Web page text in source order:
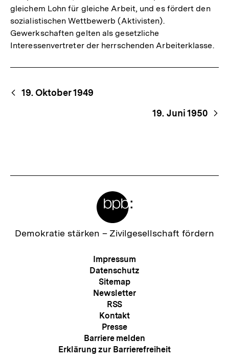
gleichem Lohn für gleiche Arbeit, und es fördert den
sozialistischen Wettbewerb (Aktivisten).
Gewerkschaften gelten als gesetzliche
Interessenvertreter der herrschenden Arbeiterklasse.
Begriffsnavigation
Content-
Navigation
19. Oktober 1949
19. Juni 1950
Zur
Demokratie stärken – Zivilgesellschaft fördern
Meta-
Navigation
Impressum
Datenschutz
Sitemap
Newsletter
RSS
Kontakt
Presse
Barriere melden
Erklärung zur Barrierefreiheit